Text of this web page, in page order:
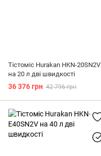
Тістоміс Hurakan HKN-20SN2V
на 20 л дві швидкості
36 376 грн 42 796 грн